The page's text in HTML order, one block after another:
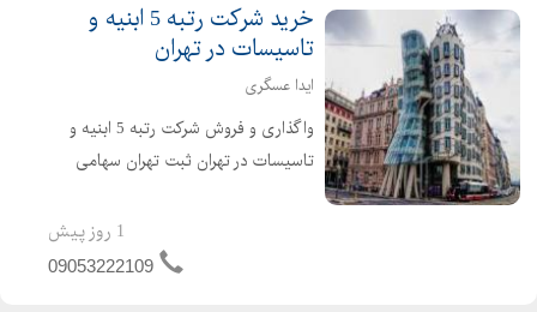
خرید شرکت رتبه 5 ابنیه و
تاسیسات در تهران
ایدا عسگری
واگذاری و فروش شرکت رتبه 5 ابنیه و
تاسیسات در تهران ثبت تهران سهامی
بدون بدهی دارای 4 سال اعبتار صلاحیت
پیمانکاری آماده واگذاری با مناسب ترین
1 روز پیش
09053222109